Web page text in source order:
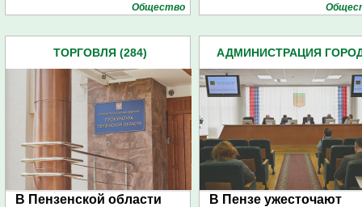
Общество
ТОРГОВЛЯ (284)
В Пензенской области
АДМИНИСТРАЦИЯ
В Пензе ужесточают